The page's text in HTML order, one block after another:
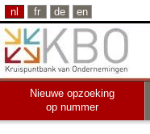
nl fr de en
Nieuwe opzoeking
op nummer